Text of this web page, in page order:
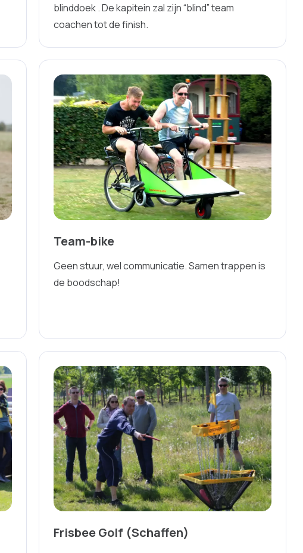
blinddoek . De kapitein zal zijn “blind” team
coachen tot de finish.
Team-bike
Geen stuur, wel communicatie. Samen trappen is
de boodschap!
Frisbee Golf (Schaffen)